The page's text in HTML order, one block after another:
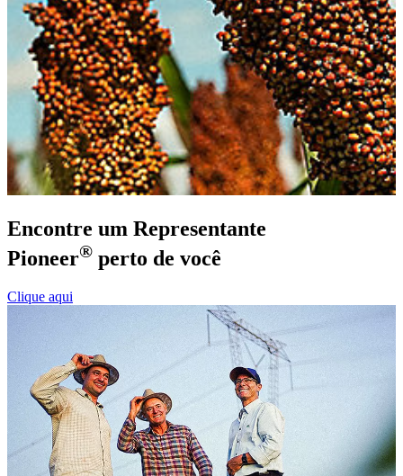
Encontre um Representante
Pioneer® perto de você
Clique aqui